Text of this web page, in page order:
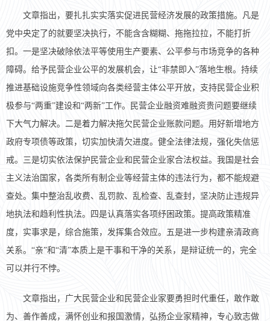
文章指出，要扎扎实实落实促进民营经济发展的政策措施。凡是
党中央定了的就要坚决执行，不能含含糊糊、拖拖拉拉，不能打折
扣。一是坚决破除依法平等使用生产要素、公平参与市场竞争的各种
障碍。给予民营企业公平的发展机会，让“非禁即入”落地生根。持续
推进基础设施竞争性领域向各类经营主体公平开放，支持民营企业积
极参与“两重”建设和“两新”工作。民营企业融资难融资贵问题要继续
下大气力解决。二是着力解决拖欠民营企业账款问题。用好新增地方
政府专项债等政策，切实加快清欠进度。健全法律法规，强化失信惩
戒。三是切实依法保护民营企业和民营企业家合法权益。我国是社会
主义法治国家，各类所有制企业等经营主体的违法行为，都不能规避
查处。集中整治乱收费、乱罚款、乱检查、乱查封，坚决防止违规异
地执法和趋利性执法。四是认真落实各项纾困政策。提高政策精准
度，实事求是，综合施策，发挥集合效应。五是进一步构建亲清政商
关系。“亲”和“清”本质上是干事和干净的关系，是辩证统一的，完全
可以并行不悖。
文章指出，广大民营企业和民营企业家要勇担时代重任，敢作敢
为、善作善成，满怀创业和报国激情，弘扬企业家精神，专心致志做